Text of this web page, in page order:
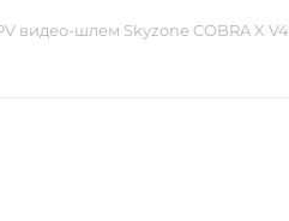
видео-шлем Skyzone COBRA X V4